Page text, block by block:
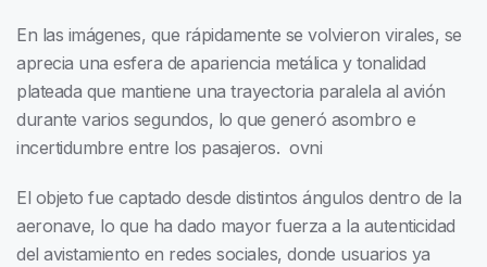
En las imágenes, que rápidamente se volvieron virales, se
aprecia una esfera de apariencia metálica y tonalidad
plateada que mantiene una trayectoria paralela al avión
durante varios segundos, lo que generó asombro e
incertidumbre entre los pasajeros. ovni
El objeto fue captado desde distintos ángulos dentro de la
aeronave, lo que ha dado mayor fuerza a la autenticidad
del avistamiento en redes sociales, donde usuarios ya